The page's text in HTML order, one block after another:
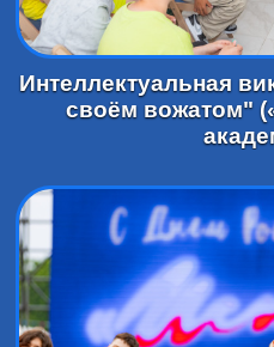
Интеллектуальная
своём вожатом"